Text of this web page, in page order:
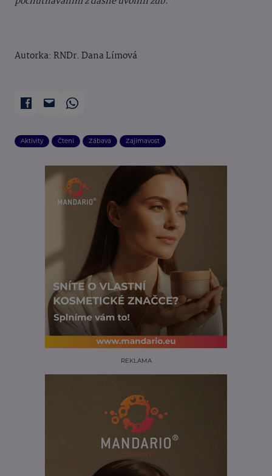
Autorka: RNDr. Dana Límová
Aktivity Čtení Zábava Zajímavost
REKLAMA